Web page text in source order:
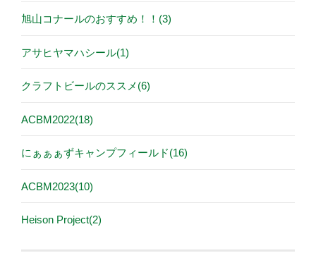
旭山コナールのおすすめ！！(3)
アサヒヤマハシール(1)
クラフトビールのススメ(6)
ACBM2022(18)
にぁぁぁずキャンプフィールド(16)
ACBM2023(10)
Heison Project(2)